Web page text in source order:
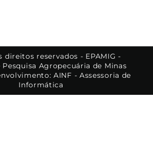
direitos reservados - EPAMIG -
Pesquisa Agropecuária de Minas
AINF - Assessoria de
Informática